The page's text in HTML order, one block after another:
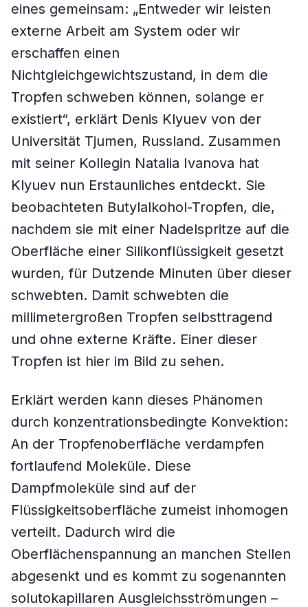
eines gemeinsam: „Entweder wir leisten
externe Arbeit am System oder wir
erschaffen einen
Nichtgleichgewichtszustand, in dem die
Tropfen schweben können, solange er
existiert“, erklärt Denis Klyuev von der
Universität Tjumen, Russland. Zusammen
mit seiner Kollegin Natalia Ivanova hat
Klyuev nun Erstaunliches entdeckt. Sie
beobachteten Butylalkohol-Tropfen, die,
nachdem sie mit einer Nadelspritze auf die
Oberfläche einer Silikonflüssigkeit gesetzt
wurden, für Dutzende Minuten über dieser
schwebten. Damit schwebten die
millimetergroßen Tropfen selbsttragend
und ohne externe Kräfte. Einer dieser
Tropfen ist hier im Bild zu sehen.
Erklärt werden kann dieses Phänomen
durch konzentrationsbedingte Konvektion:
An der Tropfenoberfläche verdampfen
fortlaufend Moleküle. Diese
Dampfmoleküle sind auf der
Flüssigkeitsoberfläche zumeist inhomogen
verteilt. Dadurch wird die
Oberflächenspannung an manchen Stellen
abgesenkt und es kommt zu sogenannten
solutokapillaren Ausgleichsströmungen –